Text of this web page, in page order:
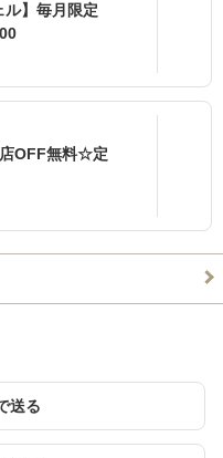
ル】毎月限定
店OFF無料☆定
送る